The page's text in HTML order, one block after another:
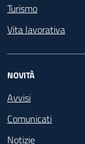
Turismo
Vita lavorativa
NOVITÀ
Avvisi
Comunicati
Notizie